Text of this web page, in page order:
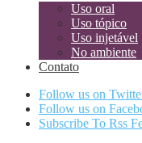
Uso oral
Uso tópico
Uso injetável
No ambiente
Contato
Follow us on
Follow us on
Subscribe To Rss